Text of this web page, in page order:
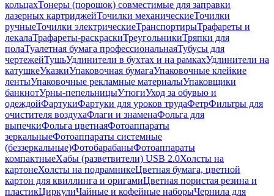
кольцахТонеры (порошок) совместимые для заправки
лазерных картриджейТочилки механическиеТочилки
ручныеТочилки электрическиеТранспортирыТрафареты и
лекалаТрафареты-раскраскиТреугольникиТряпки для
полаТуалетная бумага профессиональнаяТубусы для
чертежейТушьУдлинители в бухтах и на рамкахУдлинители на
катушкеУказкиУпаковочная бумагаУпаковочные клейкие
лентыУпаковочные рекламные материалыУпаковщики
банкнотУрны-пепельницыУтюгиУход за обувью и
одеждойФартукиФартуки для уроков трудаФетрФильтры для
очистителя воздухаФлаги и знаменаФольга для
выпечкиФольга цветнаяФотоаппараты
зеркальныеФотоаппараты системные
(беззеркальные)ФотобарабаныФотоаппараты
компактныеХабы (разветвители) USB 2.0Холсты на
картонеХолсты на подрамникеЦветная бумага, цветной
картон для квиллинга и оригамиЦветная пористая резина и
пластикЦиркулиЧайные и кофейные наборыЧернила для